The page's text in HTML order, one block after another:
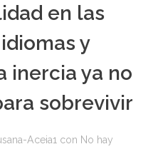
en las
y
inercia ya no
sobrevivir
Aceia1 con No hay